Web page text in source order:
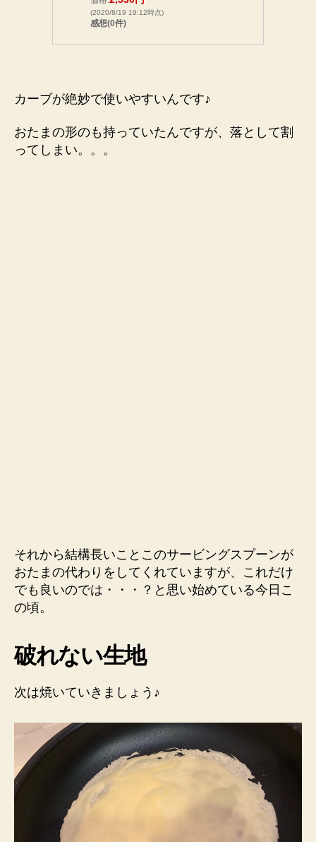
(2020/8/19 19:12時点)
感想(0件)
カーブが絶妙で使いやすいんです♪
おたまの形のも持っていたんですが、落として割
ってしまい。。。
それから結構長いことこのサービングスプーンが
おたまの代わりをしてくれていますが、これだけ
でも良いのでは・・・？と思い始めている今日こ
の頃。
破れない生地
次は焼いていきましょう♪